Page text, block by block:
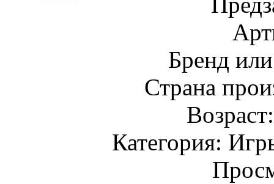
Бренд
Страна
Категория: